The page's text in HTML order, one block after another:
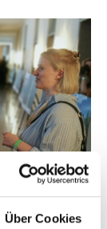
Über Cookies
der IKI-